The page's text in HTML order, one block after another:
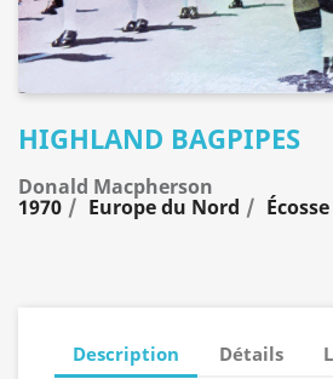
HIGHLAND BAGPIPES
Donald Macpherson
1970 Europe du Nord Écosse
Description Détails